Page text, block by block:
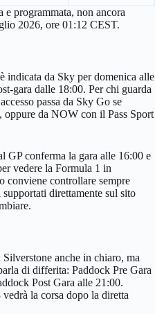
e programmata, non ancora
2026, ore 01:12 CEST.
indicata da Sky per domenica alle
gara dalle 18:00. Per chi guarda
passa da Sky Go se
oppure da NOW con il Pass Sport
GP conferma la gara alle 16:00 e
vedere la Formula 1 in
conviene controllare sempre
direttamente sul sito
anche in chiaro, ma
di differita: Paddock Pre Gara
Post Gara alle 21:00.
la corsa dopo la diretta